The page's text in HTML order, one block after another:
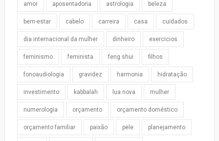
amor aposentadoria astrologia beleza
bem-estar cabelo carreira casa cuidados
dia internacional da mulher dinheiro exercicios
feminismo feminista feng shui filhos
fonoaudiologia gravidez harmonia hidratação
investimento kabbalah lua nova mulher
numerologia orçamento orçamento doméstico
orçamento familiar paixão pele planejamento